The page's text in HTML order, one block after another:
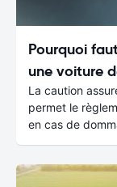
Pourquoi
une voiture
La caution
permet le
en cas de